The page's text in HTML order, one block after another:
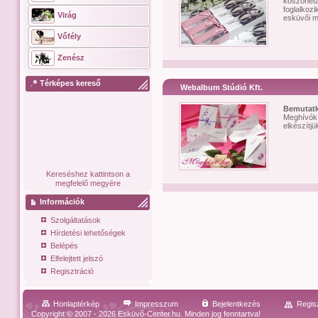
Virág
Vőfély
Zenész
Térképes kereső
Kereséshez kattintson a
megfelelő megyére
Információk
Szolgáltatások
Hírdetési lehetőségek
Belépés
Elfelejtett jelszó
Regisztráció
esküvői
Webalbum Stúdió Kft.
Honlaptérkép Impresszum Bejelentkezés
Copyright © 2007 - 2026 Esküvő-Center.hu. Minden jog fenntartva!